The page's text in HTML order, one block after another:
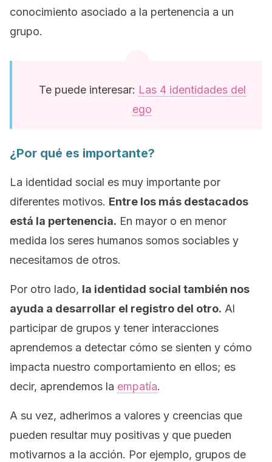
conocimiento asociado a la pertenencia a un
grupo.
Te puede interesar: Las 4 identidades del
ego
¿Por qué es importante?
La identidad social es muy importante por
diferentes motivos. Entre los más destacados
está la pertenencia. En mayor o en menor
medida los seres humanos somos sociables y
necesitamos de otros.
Por otro lado, la identidad social también nos
ayuda a desarrollar el registro del otro. Al
participar de grupos y tener interacciones
aprendemos a detectar cómo se sienten y cómo
impacta nuestro comportamiento en ellos; es
decir, aprendemos la empatía.
A su vez, adherimos a valores y creencias que
pueden resultar muy positivas y que pueden
motivarnos a la acción. Por ejemplo, grupos de